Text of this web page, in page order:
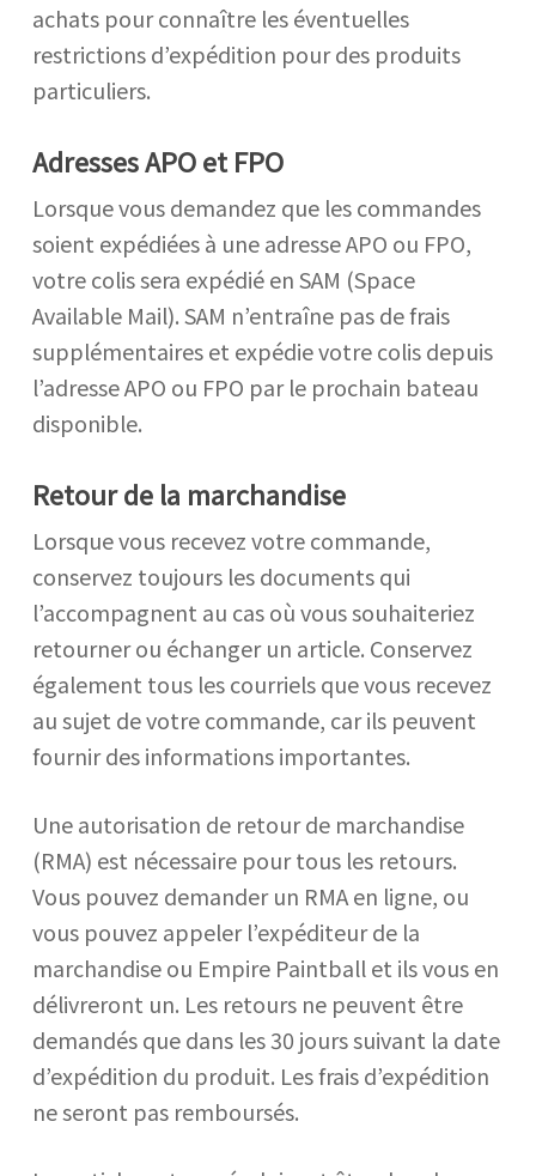
achats pour connaître les éventuelles
restrictions d’expédition pour des produits
particuliers.
Adresses APO et FPO
Lorsque vous demandez que les commandes
soient expédiées à une adresse APO ou FPO,
votre colis sera expédié en SAM (Space
Available Mail). SAM n’entraîne pas de frais
supplémentaires et expédie votre colis depuis
l’adresse APO ou FPO par le prochain bateau
disponible.
Retour de la marchandise
Lorsque vous recevez votre commande,
conservez toujours les documents qui
l’accompagnent au cas où vous souhaiteriez
retourner ou échanger un article. Conservez
également tous les courriels que vous recevez
au sujet de votre commande, car ils peuvent
fournir des informations importantes.
Une autorisation de retour de marchandise
(RMA) est nécessaire pour tous les retours.
Vous pouvez demander un RMA en ligne, ou
vous pouvez appeler l’expéditeur de la
marchandise ou Empire Paintball et ils vous en
délivreront un. Les retours ne peuvent être
demandés que dans les 30 jours suivant la date
d’expédition du produit. Les frais d’expédition
ne seront pas remboursés.